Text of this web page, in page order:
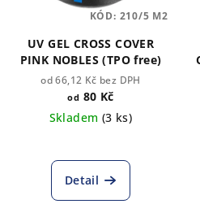
UV GEL CROSS COVER
PINK NOBLES (TPO free)
od 66,12 Kč bez DPH
od 80 Kč
Skladem (3 ks)
Detail
KÓD: 210/5 M2